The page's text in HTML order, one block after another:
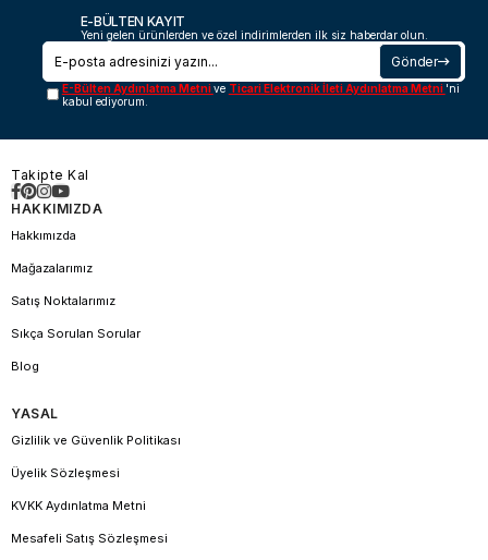
E-BÜLTEN KAYIT
Yeni gelen ürünlerden ve özel indirimlerden ilk siz haberdar olun.
Gönder
E-Bülten Aydınlatma Metnive Ticari Elektronik İleti Aydınlatma Metni 'ni
kabul ediyorum.
Takipte Kal
HAKKIMIZDA
Hakkımızda
Mağazalarımız
Satış Noktalarımız
Sıkça Sorulan Sorular
Blog
YASAL
Gizlilik ve Güvenlik Politikası
Üyelik Sözleşmesi
KVKK Aydınlatma Metni
Mesafeli Satış Sözleşmesi